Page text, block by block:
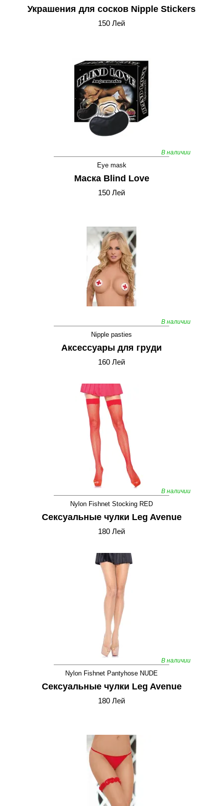
Украшения для сосков Nipple Stickers
150 Лей
В наличии
Eye mask
Маска Blind Love
150 Лей
В наличии
Nipple pasties
Аксессуары для груди
160 Лей
В наличии
Nylon Fishnet Stocking RED
Сексуальные чулки Leg Avenue
180 Лей
В наличии
Nylon Fishnet Pantyhose NUDE
Сексуальные чулки Leg Avenue
180 Лей